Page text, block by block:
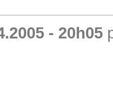
- 20h05